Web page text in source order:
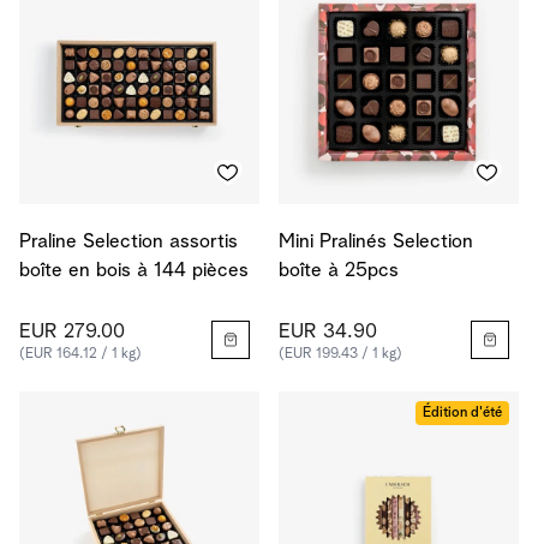
Praline Selection assortis
boîte en bois à 144 pièces
EUR 279.00
(EUR 164.12 / 1 kg)
Mini Pralinés Selection
boîte à 25pcs
EUR 34.90
(EUR 199.43 / 1 kg)
Édition d'été